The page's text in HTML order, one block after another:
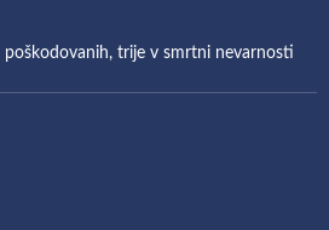
poškodovanih, trije v smrtni nevarnosti